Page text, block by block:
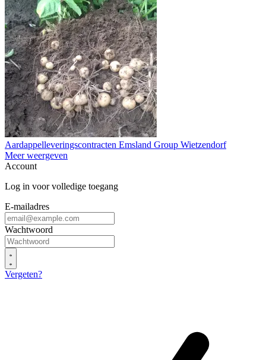
Aardappelleveringscontracten Emsland Group Wietzendorf
Meer weergeven
Account
Log in voor volledige toegang
E-mailadres
Wachtwoord
Vergeten?